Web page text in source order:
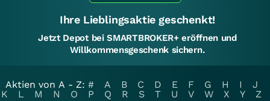
Ihre Lieblingsaktie geschenkt!
Jetzt Depot bei SMARTBROKER+ eröffnen und
Willkommensgeschenk sichern.
Aktien von A - Z: # A B C D E F G H I
J
K
L M N O P Q R S T U V W X Y
Z